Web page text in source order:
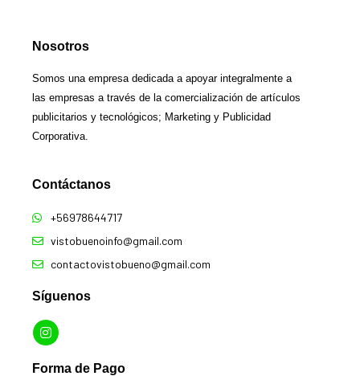
Nosotros
Somos una empresa dedicada a apoyar integralmente a
las empresas a través de la comercialización de artículos
publicitarios y tecnológicos; Marketing y Publicidad
Corporativa.
Contáctanos​
+56978644717
vistobuenoinfo@gmail.com
contactovistobueno@gmail.com
Síguenos
Forma de Pago